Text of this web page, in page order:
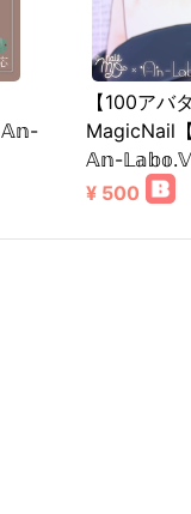
𝔸𝕟-
【100アバ
MagicNail
𝔸𝕟-
¥ 500